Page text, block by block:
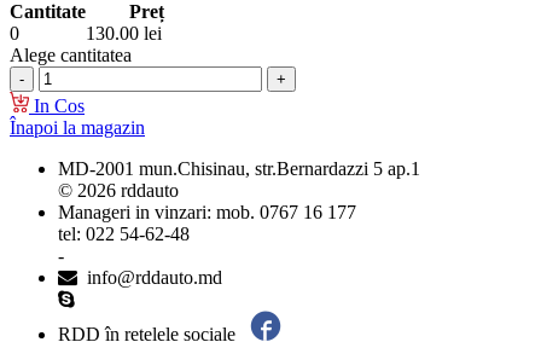
Cantitate
Preț
0
130.00 lei
Alege cantitatea
In Cos
Înapoi la magazin
MD-2001 mun.Chisinau, str.Bernardazzi 5 ap.1
© 2026 rddauto
Manageri in vinzari: mob. 0767 16 177
tel: 022 54-62-48
-
info@rddauto.md
RDD în rețelele sociale